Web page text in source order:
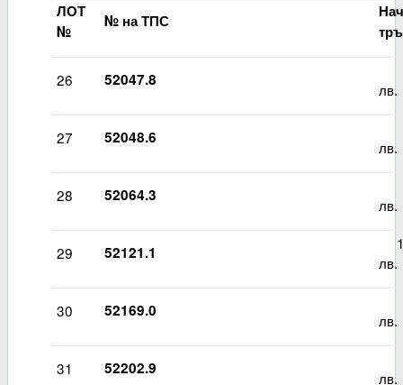
ЛОТ
№
№ на ТПС
26 52047.8
лв.
27 52048.6
лв.
28 52064.3
лв.
29 52121.1
лв.
30 52169.0
лв.
31 52202.9
лв.